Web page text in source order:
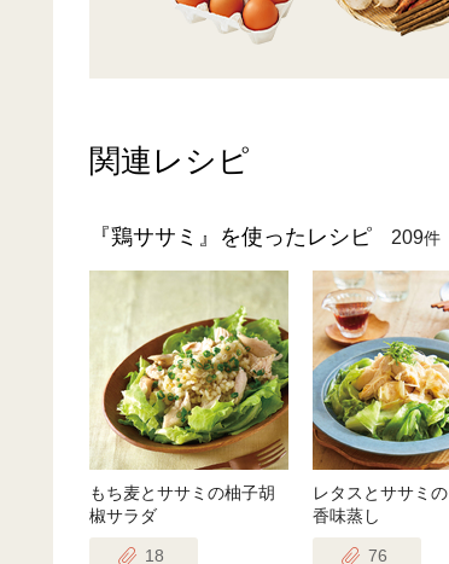
関連レシピ
『鶏ササミ』を使ったレシピ 209件
もち麦とササミの柚子胡
椒サラダ
18
レタスとササミ
香味蒸し
76